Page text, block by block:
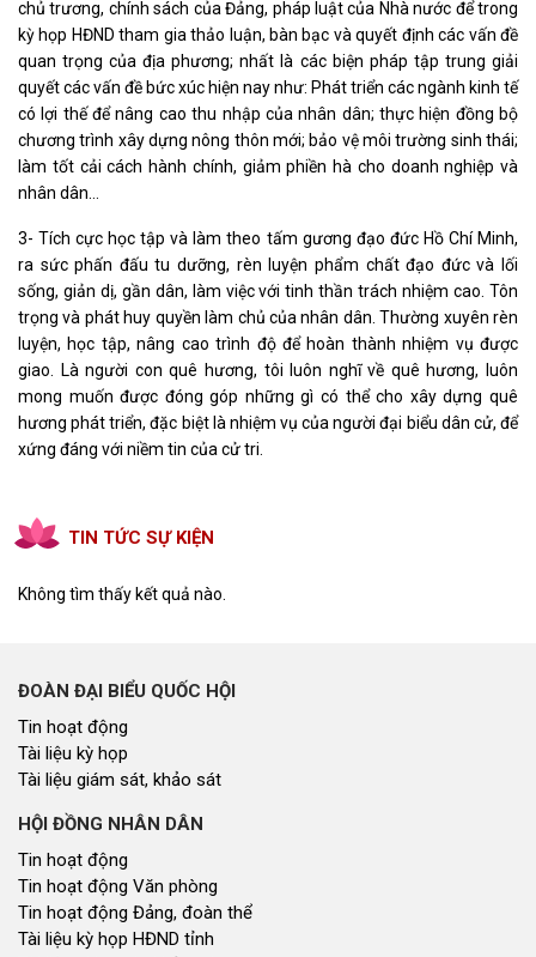
chủ trương, chính sách của Đảng, pháp luật của Nhà nước để trong
kỳ họp HĐND tham gia thảo luận, bàn bạc và quyết định các vấn đề
quan trọng của địa phương; nhất là các biện pháp tập trung giải
quyết các vấn đề bức xúc hiện nay như: Phát triển các ngành kinh tế
có lợi thế để nâng cao thu nhập của nhân dân; thực hiện đồng bộ
chương trình xây dựng nông thôn mới; bảo vệ môi trường sinh thái;
làm tốt cải cách hành chính, giảm phiền hà cho doanh nghiệp và
nhân dân…
3- Tích cực học tập và làm theo tấm gương đạo đức Hồ Chí Minh,
ra sức phấn đấu tu dưỡng, rèn luyện phẩm chất đạo đức và lối
sống, giản dị, gần dân, làm việc với tinh thần trách nhiệm cao. Tôn
trọng và phát huy quyền làm chủ của nhân dân. Thường xuyên rèn
luyện, học tập, nâng cao trình độ để hoàn thành nhiệm vụ được
giao. Là người con quê hương, tôi luôn nghĩ về quê hương, luôn
mong muốn được đóng góp những gì có thể cho xây dựng quê
hương phát triển, đặc biệt là nhiệm vụ của người đại biểu dân cử, để
xứng đáng với niềm tin của cử tri.
TIN TỨC SỰ KIỆN
Không tìm thấy kết quả nào.
ĐOÀN ĐẠI BIỂU QUỐC HỘI
Tin hoạt động
Tài liệu kỳ họp
Tài liệu giám sát, khảo sát
HỘI ĐỒNG NHÂN DÂN
Tin hoạt động
Tin hoạt động Văn phòng
Tin hoạt động Đảng, đoàn thể
Tài liệu kỳ họp HĐND tỉnh